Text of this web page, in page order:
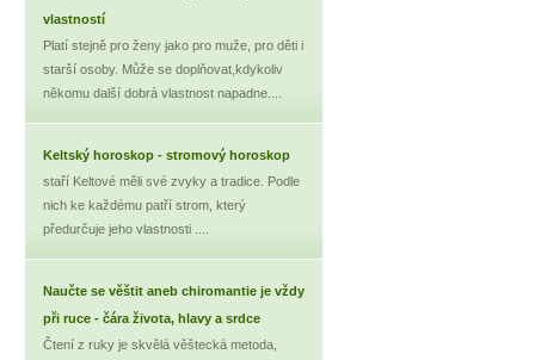
vlastností
Platí stejně pro ženy jako pro muže, pro děti i
starší osoby. Může se doplňovat,kdykoliv
někomu další dobrá vlastnost napadne....
Keltský horoskop - stromový horoskop
staří Keltové měli své zvyky a tradice. Podle
nich ke každému patří strom, který
předurčuje jeho vlastnosti ....
Naučte se věštit aneb chiromantie je vždy
při ruce - čára života, hlavy a srdce
Čtení z ruky je skvělá věštecká metoda,